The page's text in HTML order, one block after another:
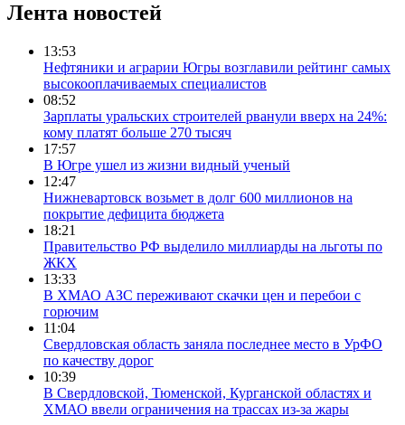
Лента новостей
13:53
Нефтяники и аграрии Югры возглавили рейтинг самых
высокооплачиваемых специалистов
08:52
Зарплаты уральских строителей рванули вверх на 24%:
кому платят больше 270 тысяч
17:57
В Югре ушел из жизни видный ученый
12:47
Нижневартовск возьмет в долг 600 миллионов на
покрытие дефицита бюджета
18:21
Правительство РФ выделило миллиарды на льготы по
ЖКХ
13:33
В ХМАО АЗС переживают скачки цен и перебои с
горючим
11:04
Свердловская область заняла последнее место в УрФО
по качеству дорог
10:39
В Свердловской, Тюменской, Курганской областях и
ХМАО ввели ограничения на трассах из-за жары